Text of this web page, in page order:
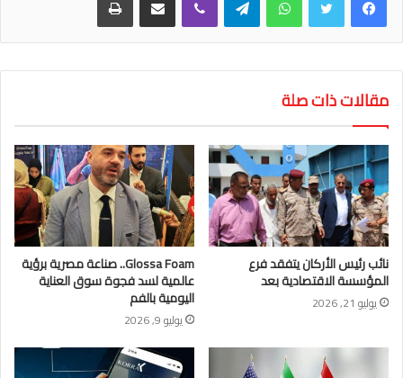
مقالات ذات صلة
نائب رئيس الأركان يتفقد فرع
المؤسسة الاقتصادية بعد
يوليو 21, 2026
Glossa Foam.. صناعة مصرية برؤية
عالمية لسد فجوة سوق العناية
اليومية بالفم
يوليو 9, 2026